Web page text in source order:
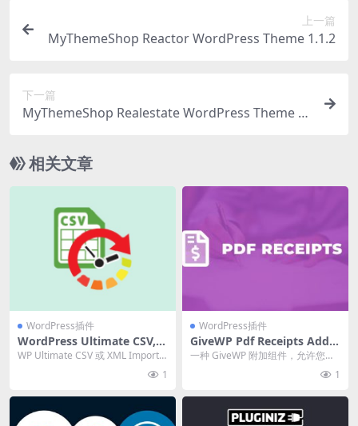
上一篇
MyThemeShop Reactor WordPress Theme 1.1.2
下一篇
MyThemeShop Realestate WordPress Theme 1.
相关文章
WordPress插件
WordPress Ultimate CSV, X
ML Importer Pro v7.3 数据
WP Ultimate CSV 或 XML Import
1
WordPress插件
GiveWP Pdf Receipts Add-
On v2.3.13 插件下载
一种 GiveWP 附加组件，允许您将
1